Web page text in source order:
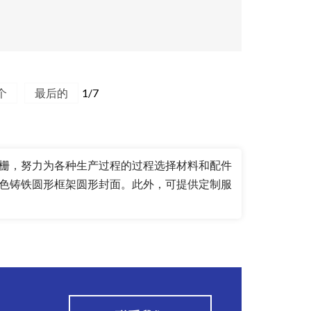
最后的 1/7
，努力为各种生产过程的过程选择材料和配件
铸铁圆形框架圆形封面。此外，可提供定制服